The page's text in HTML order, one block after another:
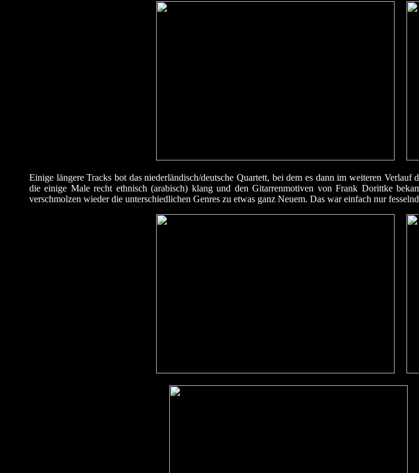
Einige längere Tracks bot das niederländisch/deutsche Quartett, bei dem es dann im weiteren
die einige Male recht ethnisch (arabisch) klang und den Gitarrenmotiven von Frank Dorittke
verschmolzen wieder die unterschiedlichen Genres zu etwas ganz Neuem. Das war einfach nur